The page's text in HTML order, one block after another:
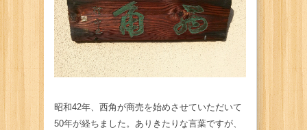
昭和42年、西角が商売を始めさせていただいて
50年が経ちました。ありきたりな言葉ですが、